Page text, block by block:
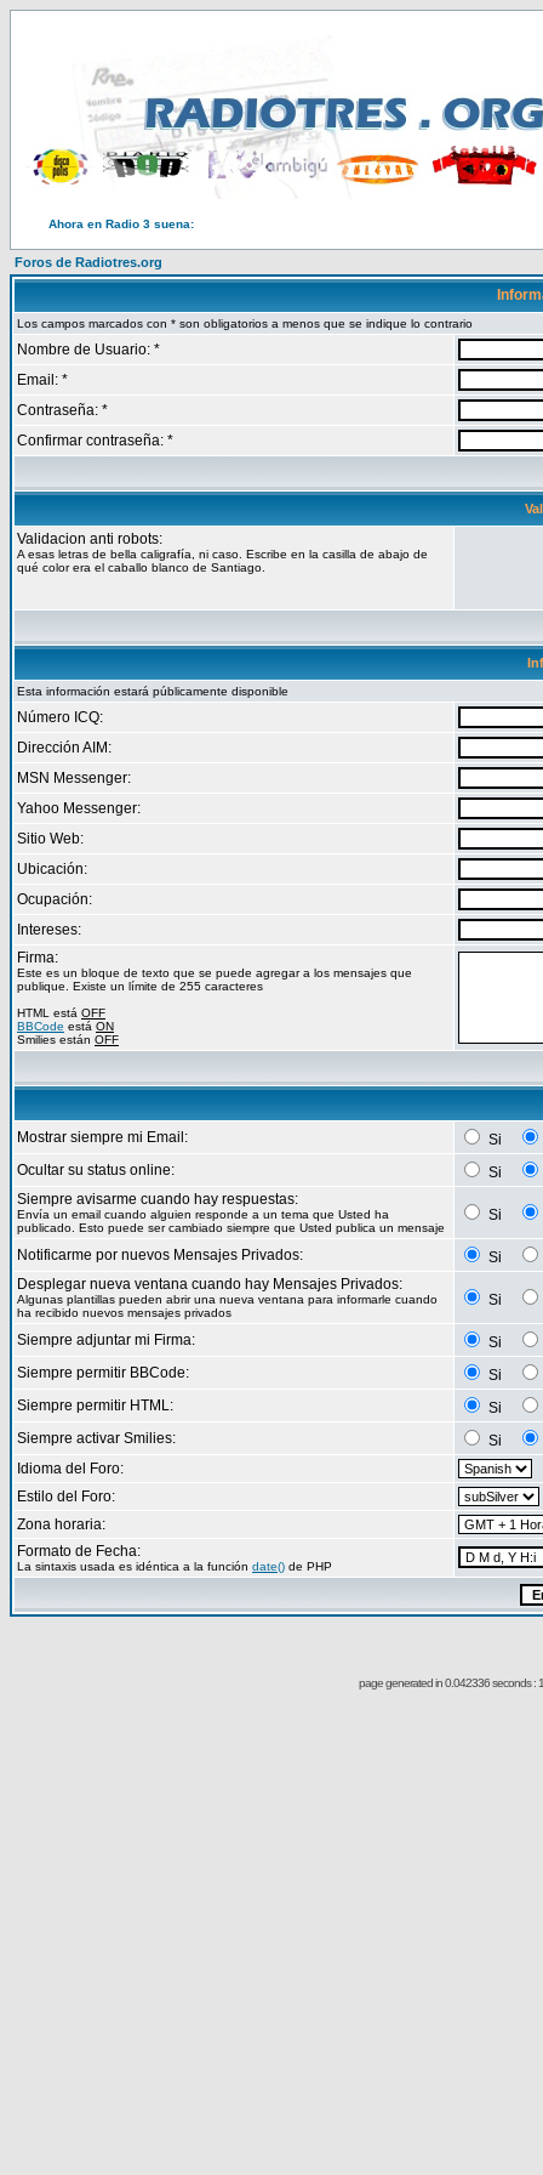
Ahora en Radio 3 suena:
Foros de Radiotres.org
Los campos marcados con * son obligatorios a menos que se indique lo contrario
Nombre de Usuario: *
Email: *
Contraseña: *
Confirmar contraseña: *
Validacion anti robots:
A esas letras de bella caligrafía, ni caso. Escribe en la casilla de abajo de
qué color era el caballo blanco de Santiago.
Esta información estará públicamente disponible
Número ICQ:
Dirección AIM:
MSN Messenger:
Yahoo Messenger:
Sitio Web:
Ubicación:
Ocupación:
Intereses:
Firma:
Este es un bloque de texto que se puede agregar a los mensajes que
publique. Existe un límite de 255 caracteres
HTML está OFF
BBCode está ON
Smilies están OFF
Mostrar siempre mi Email:
Si
Ocultar su status online:
Si
Siempre avisarme cuando hay respuestas:
Envía un email cuando alguien responde a un tema que Usted ha
publicado. Esto puede ser cambiado siempre que Usted publica un mensaje
Si
Notificarme por nuevos Mensajes Privados:
Si
Desplegar nueva ventana cuando hay Mensajes Privados:
Algunas plantillas pueden abrir una nueva ventana para informarle cuando
ha recibido nuevos mensajes privados
Si
Siempre adjuntar mi Firma:
Si
Siempre permitir BBCode:
Si
Siempre permitir HTML:
Si
Siempre activar Smilies:
Si
Idioma del Foro:
Estilo del Foro:
Zona horaria:
Formato de Fecha:
La sintaxis usada es idéntica a la función date() de PHP
page generated in 0.042336 seconds :